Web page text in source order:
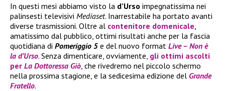
In questi mesi abbiamo visto la d’Urso impegnatissima nei
palinsesti televisivi Mediaset. Inarrestabile ha portato avanti
diverse trasmissioni. Oltre al contenitore domenicale
amatissimo dal pubblico, ottimi risultati anche per la fascia
quotidiana di Pomeriggio 5 e del nuovo format Live – Non è
la d’Urso. Senza dimenticare, ovviamente, gli ottimi ascolti
per La Dottoressa Giò , che rivedremo nel piccolo schermo
nella prossima stagione, e la sedicesima edizione del Grande
Fratello.